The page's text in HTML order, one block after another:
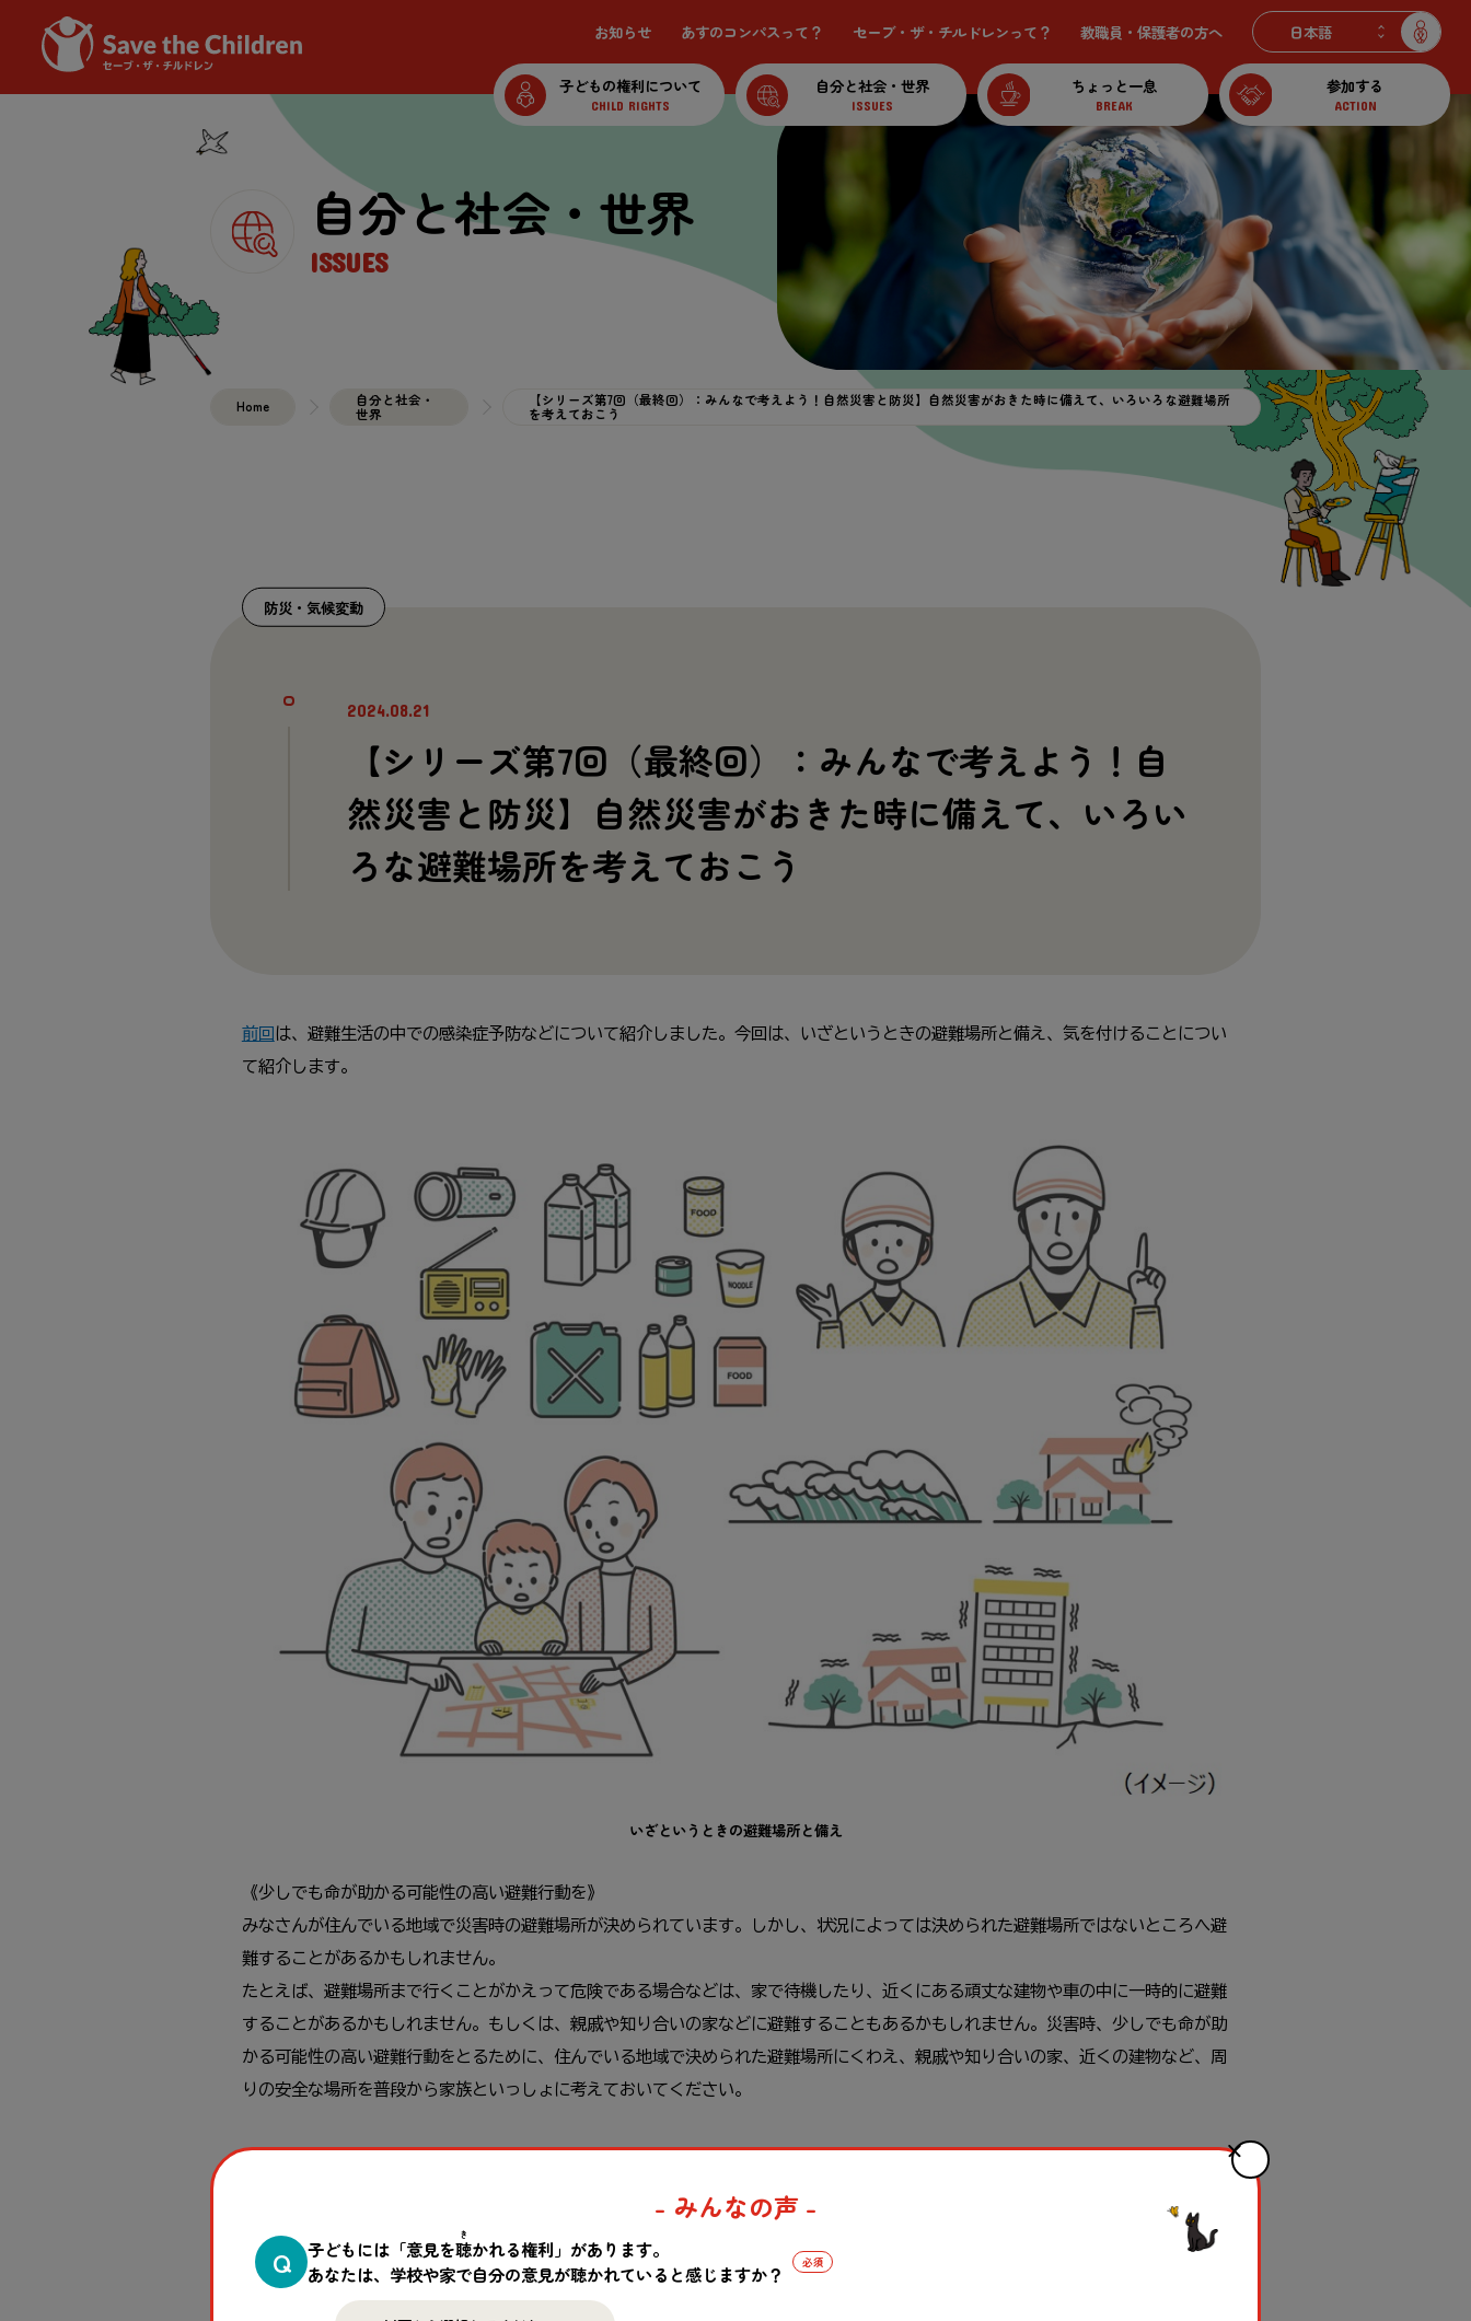
子どもの権利について
CHILD RIGHTS
自分と社会・世界
ISSUES
ちょっと一息
BREAK
参加する
ACTION
お知らせ あすのコンパスって？ セーブ・ザ・チルドレンって？ 教職員・保護者の方へ
自分と社会・世界
ISSUES
Home
自分と社会・
世界
【シリーズ第7回（最終回）：みんなで考えよう！自然災害と防災】自然災害がおきた時に備えて、いろいろな避難場所
を考えておこう
2024.08.21
【シリーズ第7回（最終回）：みんなで考えよう！自
然災害と防災】自然災害がおきた時に備えて、いろい
ろな避難場所を考えておこう
防災・気候変動
前回 は、避難生活の中での感染症予防などについて紹介しました。今回は、いざというときの避難場所と備え、気を付けることについ
て紹介します。
いざというときの避難場所と備え
《少しでも命が助かる可能性の高い避難行動を》
みなさんが住んでいる地域で災害時の避難場所が決められています。しかし、状況によっては決められた避難場所ではないところへ避
難することがあるかもしれません。
たとえば、避難場所まで行くことがかえって危険である場合などは、家で待機したり、近くにある頑丈な建物や車の中に一時的に避難
することがあるかもしれません。もしくは、親戚や知り合いの家などに避難することもあるかもしれません。災害時、少しでも命が助
かる可能性の高い避難行動をとるために、住んでいる地域で決められた避難場所にくわえ、親戚や知り合いの家、近くの建物など、周
りの安全な場所を普段から家族といっしょに考えておいてください。
避難所に行くことが危険な場合、「在宅避難」と言って、自宅で避難生活を送ることがあるかもしれません。2020年の7月豪雨災害で
被害を受けた人の中にも在宅避難をしている人たちがいました。
在宅での避難は、災害により電気や水道などが止まった中での生活になるかもしれません。そのような状況に備え、家の中に非常食や
飲料水、懐中電灯など、最低限のものを準備しておくことが大切です。いざというときの在宅避難の準備については、こちらの「
- みんなの声 -
Q
子どもには「意見を聴
き
かれる権利」があります。
あなたは、学校や家で自分の意見が聴かれていると感じますか？